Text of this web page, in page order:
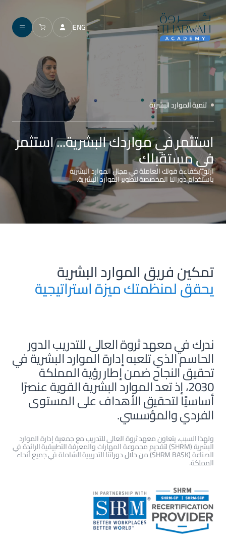
ENG
تنمية الموارد البشرية
استثمر في مواردك البشرية... استثمر
في مستقبلك
ارتقِ بكفاءة قوتك العاملة في مجال الموارد البشرية
باستخدام دوراتنا المخصصة لتطوير الموارد البشرية.
تمكين فريق الموارد البشرية
يحقق لمنظمتك ميزة استراتيجية
ندرك في معهد ثروة العالى للتدريب الدور
الحاسم الذي تلعبه إدارة الموارد البشرية في
تحقيق النجاح ضمن إطار رؤية المملكة
2030، إذ تعد الموارد البشرية القوية عنصرًا
أساسيًا لتحقيق الأهداف على المستوى
الفردي والمؤسسي.
ولهذا السبب، يتعاون معهد ثروة العالى للتدريب مع جمعية إدارة الموارد
البشرية (SHRM) لتقديم مجموعة المهارات والمعرفة التطبيقية الرائدة في
الصناعة (SHRM BASK) من خلال دوراتنا التدريبية الشاملة في جميع أنحاء
المملكة.